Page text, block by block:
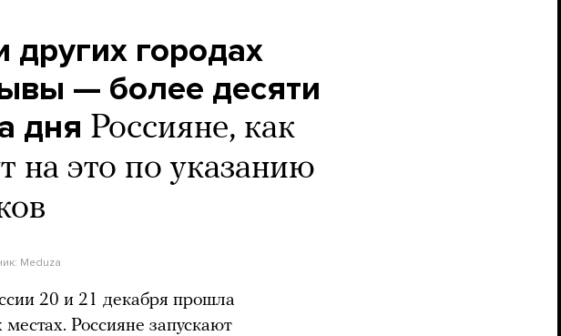
других городах
— более десяти
дня Россияне, как
на это по указанию
Meduza
20 и 21 декабря прошла
Россияне запускают